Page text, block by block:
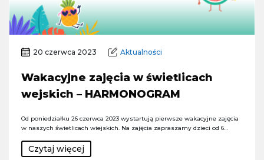
20 czerwca 2023 Aktualności
Wakacyjne zajęcia w świetlicach
wejskich – HARMONOGRAM
Od poniedziałku 26 czerwca 2023 wystartują pierwsze wakacyjne zajęcia
w naszych świetlicach wiejskich. Na zajęcia zapraszamy dzieci od 6…
Czytaj więcej